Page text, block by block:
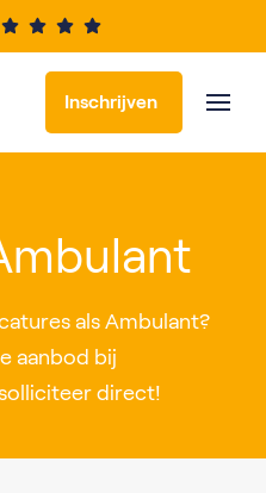
Inschrijven
als Ambulant?
aanbod bij
direct!